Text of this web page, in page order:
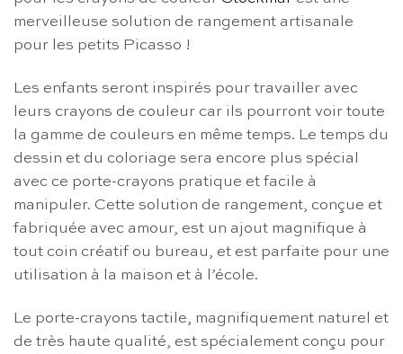
merveilleuse solution de rangement artisanale
pour les petits Picasso !
Les enfants seront inspirés pour travailler avec
leurs crayons de couleur car ils pourront voir toute
la gamme de couleurs en même temps. Le temps du
dessin et du coloriage sera encore plus spécial
avec ce porte-crayons pratique et facile à
manipuler. Cette solution de rangement, conçue et
fabriquée avec amour, est un ajout magnifique à
tout coin créatif ou bureau, et est parfaite pour une
utilisation à la maison et à l’école.
Le porte-crayons tactile, magnifiquement naturel et
de très haute qualité, est spécialement conçu pour